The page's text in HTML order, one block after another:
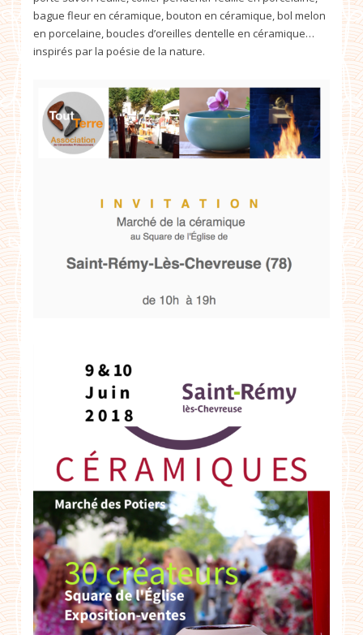
bague fleur en céramique, bouton en céramique, bol melon
en porcelaine, boucles d’oreilles dentelle en céramique…
inspirés par la poésie de la nature.